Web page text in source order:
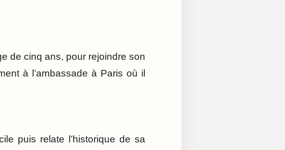
de cinq ans, pour rejoindre son
à l’ambassade à Paris où il
puis relate l’historique de sa